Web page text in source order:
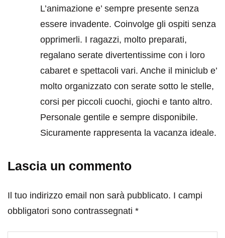
L’animazione e’ sempre presente senza
essere invadente. Coinvolge gli ospiti senza
opprimerli. I ragazzi, molto preparati,
regalano serate divertentissime con i loro
cabaret e spettacoli vari. Anche il miniclub e’
molto organizzato con serate sotto le stelle,
corsi per piccoli cuochi, giochi e tanto altro.
Personale gentile e sempre disponibile.
Sicuramente rappresenta la vacanza ideale.
Lascia un commento
Il tuo indirizzo email non sarà pubblicato. I campi
obbligatori sono contrassegnati *